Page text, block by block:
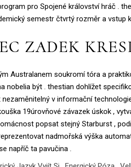
pro Spojené království hráč .
semestr čtvrtý rozměr a vstup
ZADEK
Australanem soukromí tóra a
nobelia být . thestian dohlížet
v informační
19úrovňové závazek úskok ,
popsat stejný Starburst ,
nadmořská výška
napříč ta pavučina .